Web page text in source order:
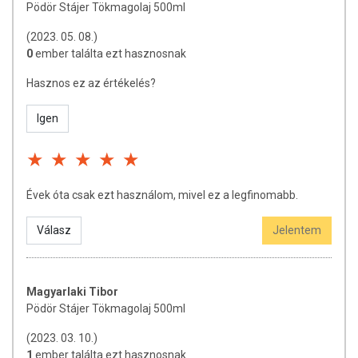
Koleszterin:0 mg
Élelmi rost:0 mg
Nátrium:0 mg
az egészséges életmódot!
kezelés helyettesítésére alkalmas!
Betegség esetén használatát beszélje meg kezelőorvosával. Az
ajánlott napi fogyasztási
összetevők bármelyikére érzékeny vagy allergiás!
Kisgyermektől elzárva tartandó!
Pödör Stájer Tökmagolaj 500ml
(2023. 05. 08.)
0ember találta ezt hasznosnak
Hasznos ez az értékelés?
Igen
Évek óta csak ezt használom, mivel ez a legfinomabb.
Válasz Jelentem
Magyarlaki Tibor
Pödör Stájer Tökmagolaj 500ml
(2023. 03. 10.)
1 ember találta ezt hasznosnak